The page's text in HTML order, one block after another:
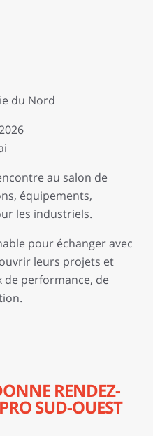
du Nord
au salon de
équipements,
les industriels.
pour échanger avec
leurs projets et
performance, de
RENDEZ-
SUD-OUEST